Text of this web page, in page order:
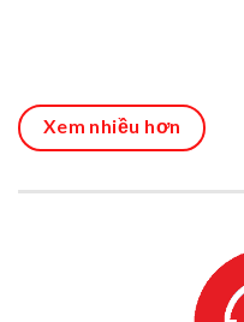
Xem nhiều hơn